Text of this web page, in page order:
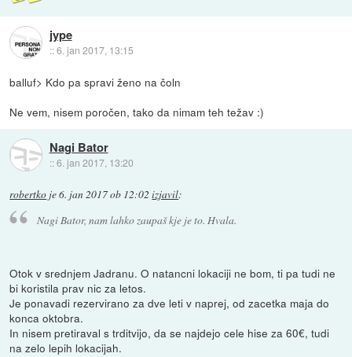
jype
::6. jan 2017, 13:15
balluf> Kdo pa spravi ženo na čoln
Ne vem, nisem poročen, tako da nimam teh težav :)
Nagi Bator
::6. jan 2017, 13:20
robertko je6. jan 2017 ob 12:02 izjavil:
Nagi Bator, nam lahko zaupaš kje je to. Hvala.
Otok v srednjem Jadranu. O natancni lokaciji ne bom, ti pa tudi ne
bi koristila prav nic za letos.
Je ponavadi rezervirano za dve leti v naprej, od zacetka maja do
konca oktobra.
In nisem pretiraval s trditvijo, da se najdejo cele hise za 60€, tudi
na zelo lepih lokacijah.